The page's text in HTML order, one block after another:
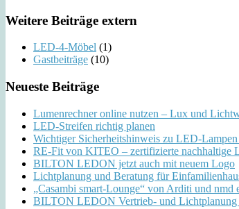
Weitere Beiträge extern
LED-4-Möbel (1)
Gastbeiträge (10)
Neueste Beiträge
Lumenrechner online nutzen – Lux und
LED-Streifen richtig planen
Wichtiger Sicherheitshinweis zu LED-
RE-Fit von KITEO – zertifizierte nachhaltige
BILTON LEDON jetzt auch mit neuem Logo
Lichtplanung und Beratung für
„Casambi smart-Lounge“ von Arditi und nmd
BILTON LEDON Vertrieb- und Lichtplanung